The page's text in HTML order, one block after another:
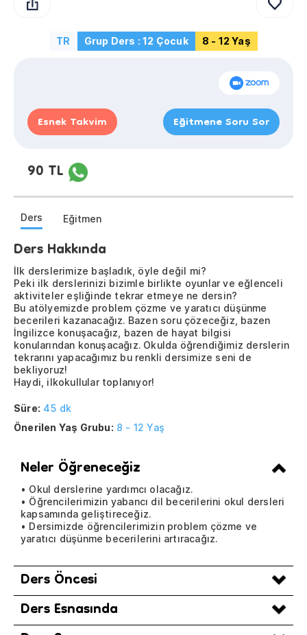
TR Grup Ders : 12 Çocuk 8 - 12 Yaş
Esnek Takvim Eğitmene Soru Sor
90 TL
Ders Eğitmen
Ders Hakkında
İlk derslerimize başladık, öyle değil mi?
Peki ilk derslerinizi bizimle birlikte oyunlar ve eğlenceli
aktiviteler eşliğinde tekrar etmeye ne dersin?
Bu atölyemizde problem çözme ve yaratıcı düşünme
becerileri kazanacağız. Bazen soru çözeceğiz, bazen
İngilizce konuşacağız, bazen de hayat bilgisi
konularından konuşacağız. Okulda öğrendiğimiz derslerin
tekrarını yapacağımız bu renkli dersimize seni de
bekliyoruz!
Haydi, ilkokullular toplanıyor!
Süre: 45 dk
Önerilen Yaş Grubu: 8 - 12 Yaş
Neler Öğreneceğiz
• Okul derslerine yardımcı olacağız.
• Öğrencilerimizin yabancı dil becerilerini okul dersleri
kapsamında geliştireceğiz.
• Dersimizde öğrencilerimizin problem çözme ve
yaratıcı düşünme becerilerini artıracağız.
Ders Öncesi
Ders Esnasında